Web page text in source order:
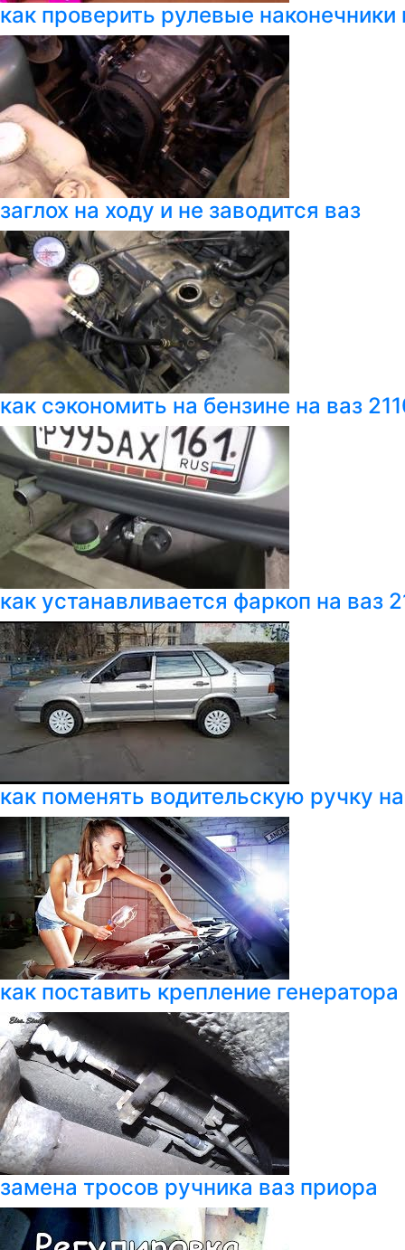
как проверить рулевые наконечники
заглох на ходу и не заводится ваз
как сэкономить на бензине на ваз
как устанавливается фаркоп на ваз
как поменять водительскую ручку
как поставить крепление генератора
замена тросов ручника ваз приора